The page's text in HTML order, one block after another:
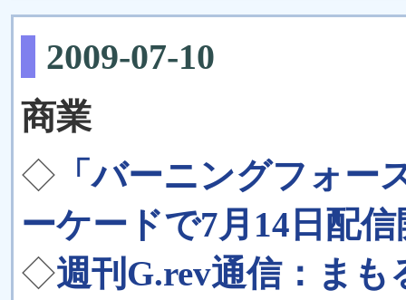
2009-07-10
商業
◇ 「バーニングフォ
ーケードで7月14日配信
◇週刊G.rev通信：ま